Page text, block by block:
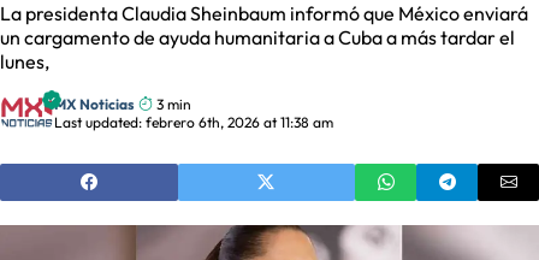
La presidenta Claudia Sheinbaum informó que México enviará
un cargamento de ayuda humanitaria a Cuba a más tardar el
lunes,
MX Noticias
3 min
Last updated: febrero 6th, 2026 at 11:38 am